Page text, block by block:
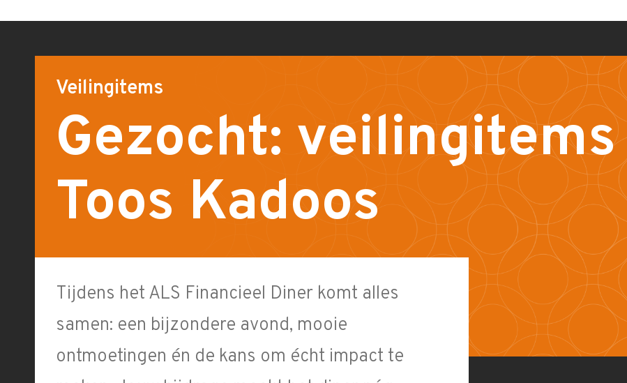
Veilingitems
Gezocht:
Toos Kadoos
Tijdens het ALS Financieel Diner komt alles
samen: een bijzondere avond, mooie
ontmoetingen én de kans om écht impact te